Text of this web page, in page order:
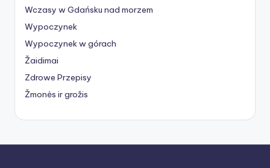
Wczasy w Gdańsku nad morzem
Wypoczynek
Wypoczynek w górach
Žaidimai
Zdrowe Przepisy
Žmonės ir grožis